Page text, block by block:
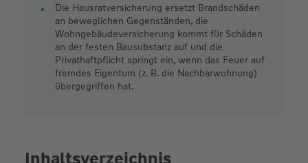
Die Hausratversicherung ersetzt Brandschäden
an beweglichen Gegenständen, die
Wohngebäudeversicherung kommt für Schäden
an der festen Bausubstanz auf und die
Privathaftpflicht springt ein, wenn das Feuer auf
fremdes Eigentum (z. B. die Nachbarwohnung)
übergegriffen hat.